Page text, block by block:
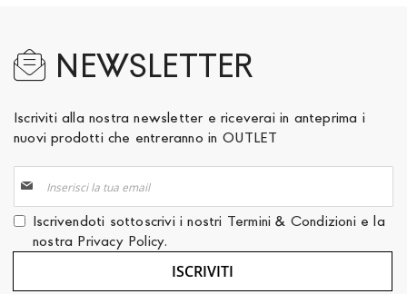
NEWSLETTER
Iscriviti alla nostra newsletter e riceverai in anteprima i
nuovi prodotti che entreranno in OUTLET
alla
nostra
Newsletter:
Iscrivendoti sottoscrivi i nostri Termini & Condizioni e la
nostra Privacy Policy.
ISCRIVITI